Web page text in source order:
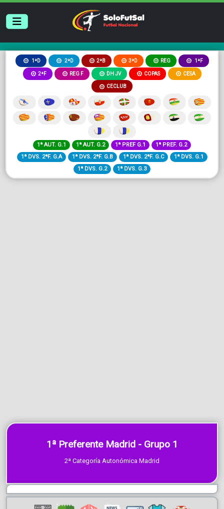
1ªD 2ªD 2ªB 3ªD REG 1ªF
2ªF REG F DH JV COPAS CESA
CECLUB
1ª AUT. G.1 1ª AUT. G.2 1ª PREF G.1
1ª PREF. G.2
1ª DVS. 2ªF. G.A
1ª DVS. 2ªF. G.B 1ª DVS. 2ªF. G.C
1ª DVS. G.1
1ª DVS. G.2
1ª DVS. G.3
1ª Preferente Madrid - Grupo 1
2ª Categoría Autonómica Madrid